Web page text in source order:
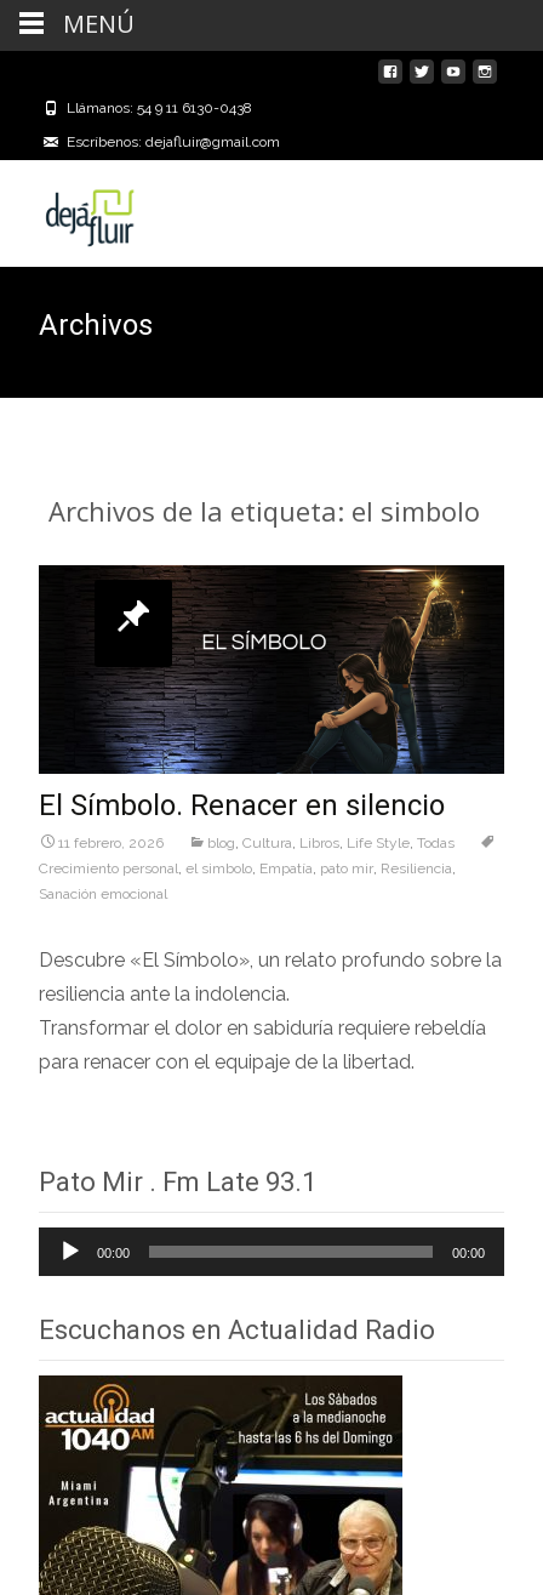
Llámanos: 54 9 11 6130-0438
Escríbenos: dejafluir@gmail.com
Archivos
Archivos de la etiqueta: el simbolo
El Símbolo. Renacer en silencio
11 febrero, 2026 blog Cultura Libros Life Style Todas
Crecimiento personal el simbolo Empatía pato mir Resiliencia
Sanación emocional
Descubre «El Símbolo», un relato profundo sobre la
resiliencia ante la indolencia.
Transformar el dolor en sabiduría requiere rebeldía
para renacer con el equipaje de la libertad.
Pato Mir . Fm Late 93.1
Reproductor
de
00:00 00:00
Escuchanos en Actualidad Radio
MENÚ